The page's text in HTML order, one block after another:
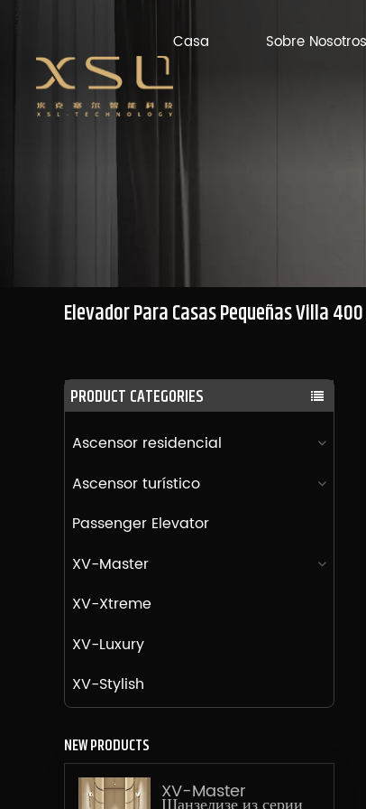
Casa Sobre Nosotros
Elevador Para Casas Pequeñas Villa
PRODUCT CATEGORIES
Ascensor residencial
Ascensor turístico
Passenger Elevator
XV-Master
XV-Xtreme
XV-Luxury
XV-Stylish
NEW PRODUCTS
XV-Master